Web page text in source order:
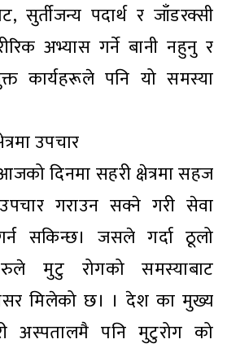
सुर्तीजन्य पदार्थ र जाँडरक्सी
अभ्यास गर्ने बानी नहुनु र
कार्यहरूले पनि यो समस्या
उपचार
दिनमा सहरी क्षेत्रमा सहज
गराउन सक्ने गरी सेवा
सकिन्छ। जसले गर्दा ठूलो
मुटु रोगको समस्याबाट
मिलेको छ। । देश का मुख्य
अस्पतालमै पनि मुटुरोग को